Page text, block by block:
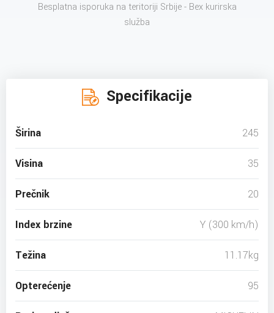
Besplatna isporuka na teritoriji Srbije - Bex kurirska
služba
Specifikacije
Širina 245
Visina 35
Prečnik 20
Index brzine Y (300 km/h)
Težina 11.17kg
Opterećenje 95